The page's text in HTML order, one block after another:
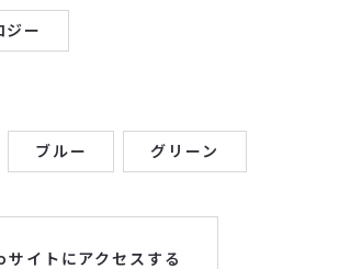
ジー
ブルー グリーン
イトにアクセスする